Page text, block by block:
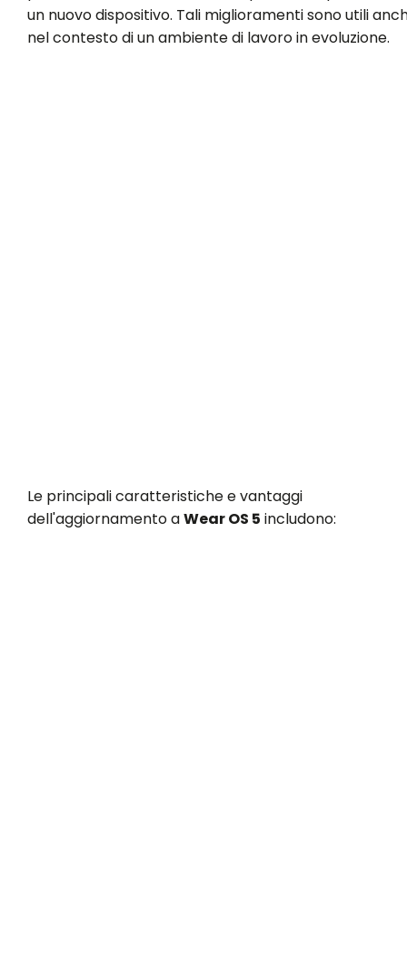
un nuovo dispositivo. Tali miglioramenti sono utili
nel contesto di un ambiente di lavoro in evoluzione.
Le principali caratteristiche e vantaggi
dell'aggiornamento aWear OS 5 includono: